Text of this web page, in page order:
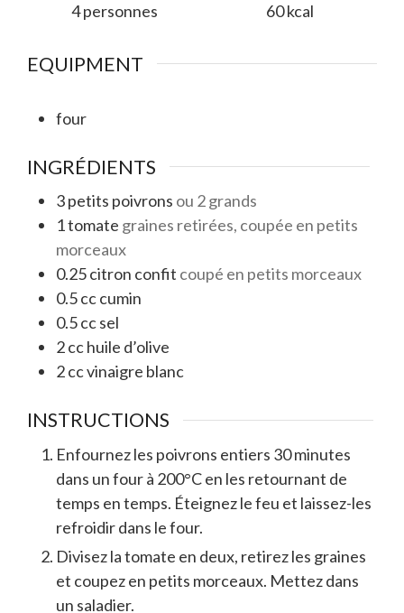
4personnes
60 kcal
EQUIPMENT
four
INGRÉDIENTS
3petits poivrons ou 2 grands
1tomate graines retirées, coupée en petits
morceaux
0.25citron confit coupé en petits morceaux
0.5cccumin
0.5ccsel
2cchuile d’olive
2ccvinaigre blanc
INSTRUCTIONS
Enfournez les poivrons entiers 30 minutes
dans un four à 200°C en les retournant de
temps en temps. Éteignez le feu et laissez-les
refroidir dans le four.
Divisez la tomate en deux, retirez les graines
et coupez en petits morceaux. Mettez dans
un saladier.